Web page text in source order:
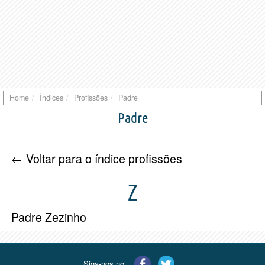
Home Índices Profissões Padre
Padre
← Voltar para o índice profissões
Z
Padre Zezinho